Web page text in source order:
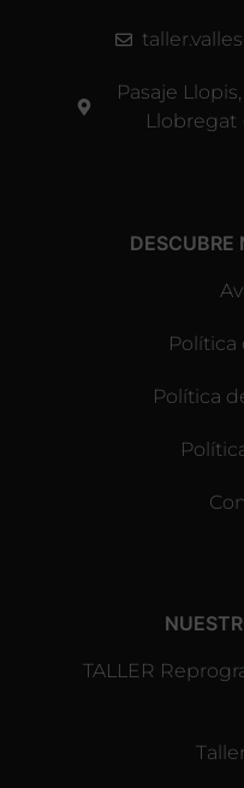
Pasaje
Llobregat
DESCUBRE
Política
Política
TALLER